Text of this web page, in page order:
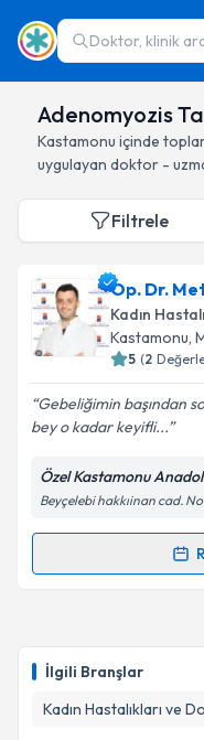
Doktor, klinik
Adenomyozis
Kastamonu içinde
uygulayan doktor -
İlgili Branşlar
Kadın Hastalıkları ve
Filtrele
Op. Dr.
Kadın
Kastamonu,
5 (2
Gebeliğimin başından
bey o kadar keyifli...
Özel Kastamonu
Beyçelebi hakkıinan cad.
Randevu
takvim